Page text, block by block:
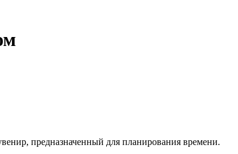
предназначенный для планирования времени.